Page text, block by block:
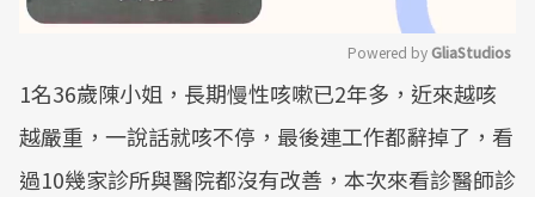
Mute
Powered by GliaStudios
1名36歲陳小姐，長期慢性咳嗽已2年多，近來越咳
越嚴重，一說話就咳不停，最後連工作都辭掉了，看
過10幾家診所與醫院都沒有改善，本次來看診醫師診